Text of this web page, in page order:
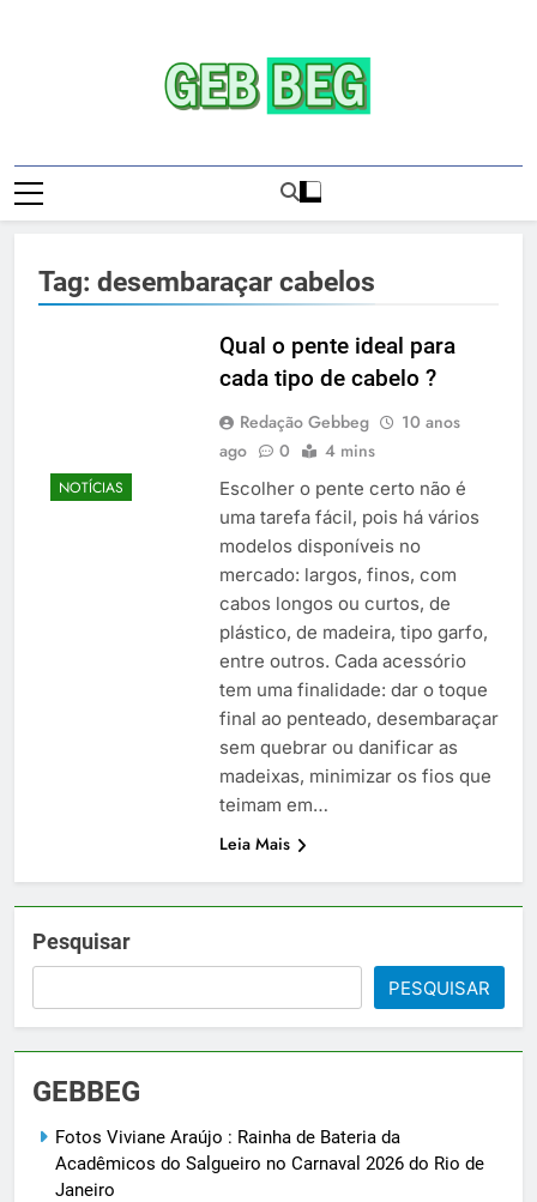
Gebbeg | Ensaio
Sensual | Sexo |
Apostas E
Casinos
Onlineios
Fotográficos
Casas De Apostas E Casinos Online |
Comportamento E Relacionamento |
Relacionamento | Casas De Apostas E
Casino Online |Musas Brasileiras | Fotos
Sensuais | Ensaios Fotográficos ! Gebbeg
People! Musas Brasileiras Sexy Gebbeg
Tag: desembaraçar cabelos
NOTÍCIAS
Qual o pente ideal para
cada tipo de cabelo ?
Redação Gebbeg
10 anos
ago
0 4 mins
Escolher o pente certo não é
uma tarefa fácil, pois há vários
modelos disponíveis no
mercado: largos, finos, com
cabos longos ou curtos, de
plástico, de madeira, tipo garfo,
entre outros. Cada acessório
tem uma finalidade: dar o toque
final ao penteado, desembaraçar
sem quebrar ou danificar as
madeixas, minimizar os fios que
teimam em…
Leia Mais
Pesquisar
PESQUISAR
GEBBEG
Fotos Viviane Araújo : Rainha de Bateria da
Acadêmicos do Salgueiro no Carnaval 2026 do Rio de
Janeiro